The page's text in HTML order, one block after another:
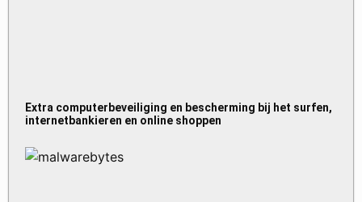
Extra computerbeveiliging en bescherming bij het surfen,
internetbankieren en online shoppen